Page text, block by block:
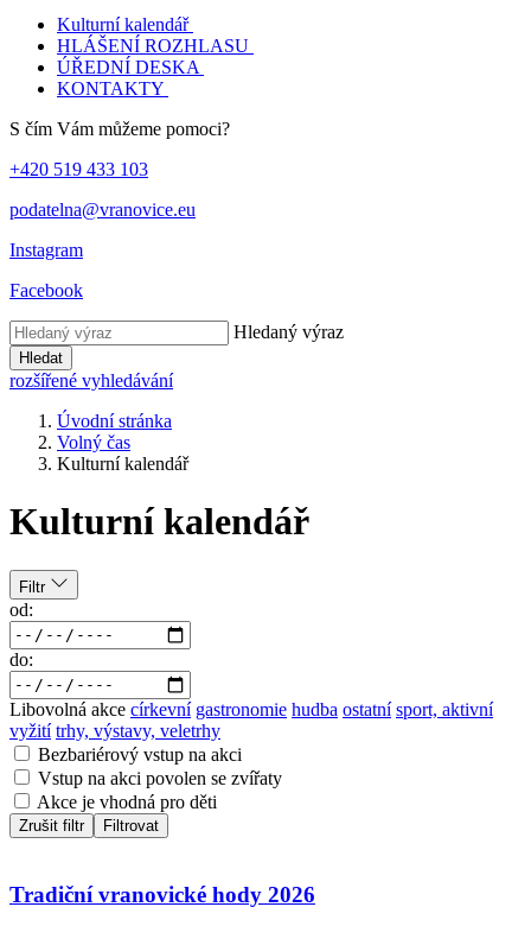
Kulturní kalendář
HLÁŠENÍ ROZHLASU
ÚŘEDNÍ DESKA
KONTAKTY
S čím Vám můžeme pomoci?
+420 519 433 103
podatelna@vranovice.eu
Instagram
Facebook
Hledaný výraz
Hledat
rozšířené vyhledávání
Úvodní stránka
Volný čas
Kulturní kalendář
Kulturní kalendář
Filtr
od:
do:
Libovolná akce církevní gastronomie hudba ostatní sport, aktivní
vyžití trhy, výstavy, veletrhy
Bezbariérový vstup na akci
Vstup na akci povolen se zvířaty
Akce je vhodná pro děti
Zrušit filtr Filtrovat
Tradiční vranovické hody 2026